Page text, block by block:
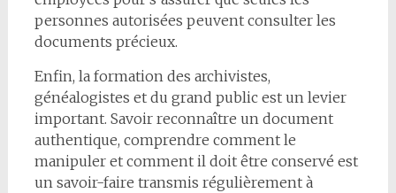
personnes autorisées peuvent consulter les
documents précieux.
Enfin, la formation des archivistes,
généalogistes et du grand public est un levier
important. Savoir reconnaître un document
authentique, comprendre comment le
manipuler et comment il doit être conservé est
un savoir-faire transmis régulièrement à